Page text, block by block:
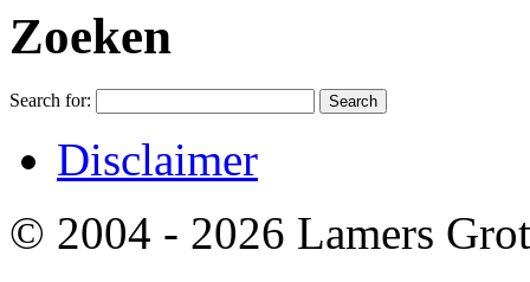
Zoeken
Search for:
Disclaimer
© 2004 - 2026 Lamers